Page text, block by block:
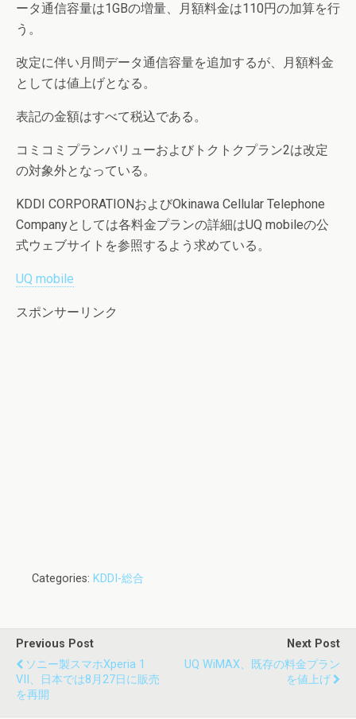
ータ通信容量は1GBの増量、月額料金は110円の加算を行
う。
改定に伴い月間データ通信容量を追加するが、月額料金
としては値上げとなる。
表記の金額はすべて税込である。
コミコミプランバリューおよびトクトクプラン2は改定
の対象外となっている。
KDDI CORPORATIONおよびOkinawa Cellular Telephone
Companyとしては各料金プランの詳細はUQ mobileの公
式ウェブサイトを参照するよう求めている。
UQ mobile
スポンサーリンク
Categories: KDDI-総合
Previous Post
ソニー製スマホXperia 1
VII、日本では8月27日に販売
を再開
Next Post
UQ WiMAX、既存の料金プラン
を値上げ